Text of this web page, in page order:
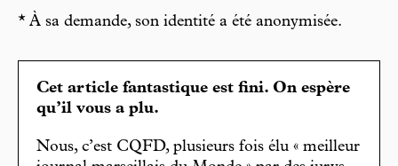
* À sa demande, son identité a été anonymisée.
Cet article fantastique est fini. On espère
qu’il vous a plu.
Nous, c’est CQFD, plusieurs fois élu « meilleur